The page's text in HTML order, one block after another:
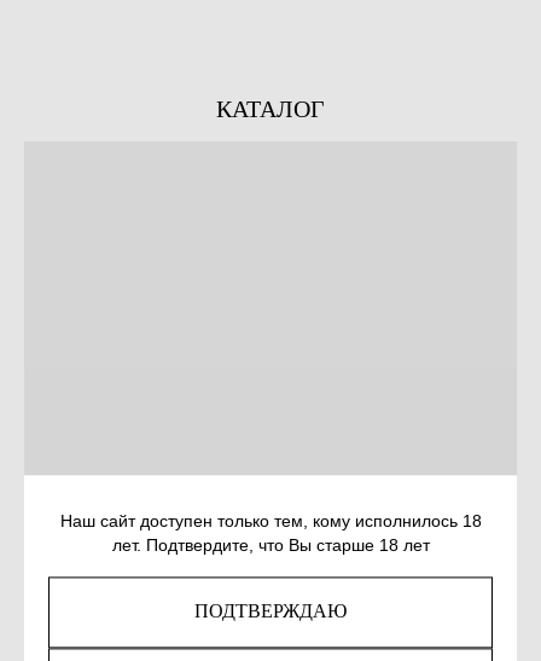
Наш сайт доступен только тем, кому исполнилось 18
лет. Подтвердите, что Вы старше 18 лет
ПОДТВЕРЖДАЮ
КАТАЛОГ